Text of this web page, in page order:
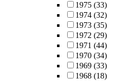
1975 (33)
1974 (32)
1973 (35)
1972 (29)
1971 (44)
1970 (34)
1969 (33)
1968 (18)